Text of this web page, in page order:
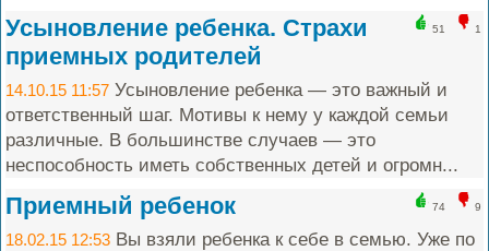
51 1
Усыновление ребенка. Страхи
приемных родителей
14.10.15 11:57 Усыновление ребенка — это важный и
ответственный шаг. Мотивы к нему у каждой семьи
различные. В большинстве случаев — это
неспособность иметь собственных детей и огромн...
74 9
Приемный ребенок
18.02.15 12:53 Вы взяли ребенка к себе в семью. Уже по